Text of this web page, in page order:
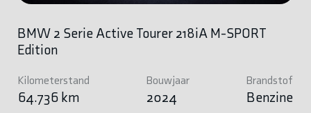
BMW 2 Serie Active Tourer 218iA M-SPORT
Edition
Kilometerstand
64.736 km
Bouwjaar
2024
Brandstof
Benzine